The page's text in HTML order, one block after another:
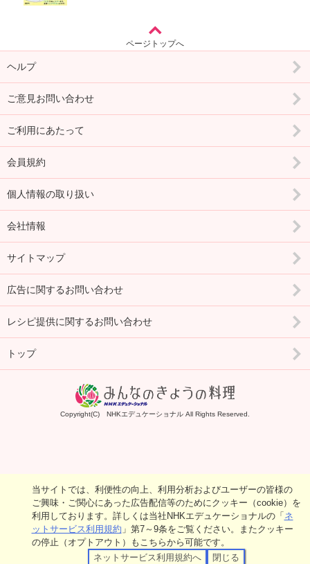
ページトップへ
ヘルプ
ご意見お問い合わせ
ご利用にあたって
会員規約
個人情報の取り扱い
会社情報
サイトマップ
広告に関するお問い合わせ
レシピ提供に関するお問い合わせ
トップ
Copyright(C) NHKエデュケーショナル All Rights Reserved.
当サイトでは、利便性の向上、利用分析およびユーザーの皆様の
ご興味・ご関心にあった広告配信等のためにクッキー（cookie）を
利用しております。詳しくは当社NHKエデュケーショナルの「ネ
ットサービス利用規約 」第7～9条をご覧ください。またクッキー
の停止（オプトアウト）もこちらから可能です。
ネットサービス利用規約へ
閉じる